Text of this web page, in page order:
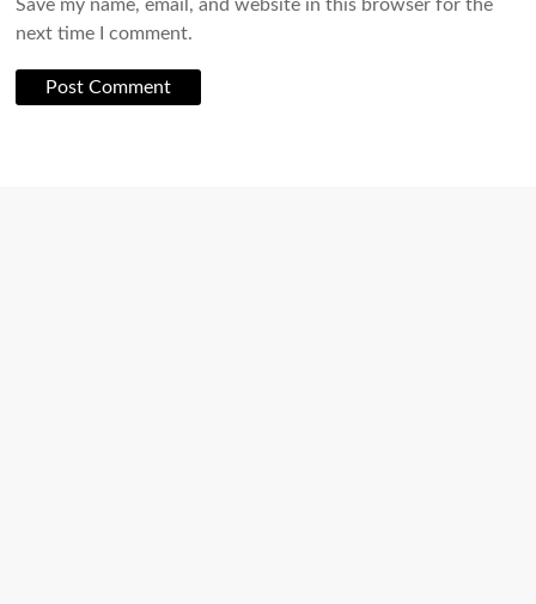
Save my name, email, and website in this browser for the
next time I comment.